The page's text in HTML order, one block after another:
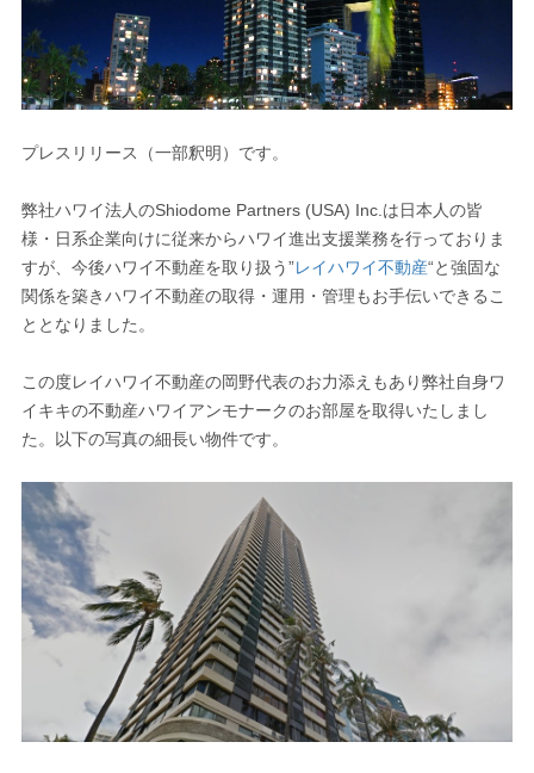
プレスリリース（一部釈明）です。
弊社ハワイ法人のShiodome Partners (USA) Inc.は日本人の皆
様・日系企業向けに従来からハワイ進出支援業務を行っておりま
すが、今後ハワイ不動産を取り扱う”レイハワイ不動産“と強固な
関係を築きハワイ不動産の取得・運用・管理もお手伝いできるこ
ととなりました。
この度レイハワイ不動産の岡野代表のお力添えもあり弊社自身ワ
イキキの不動産ハワイアンモナークのお部屋を取得いたしまし
た。以下の写真の細長い物件です。